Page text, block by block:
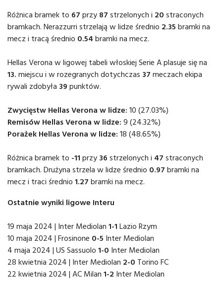
Różnica bramek to 67 przy 87 strzelonych i 20 straconych
bramkach. Nerazzurri strzelają w lidze średnio 2.35 bramki na
mecz i tracą średnio 0.54 bramki na mecz.
Hellas Verona w ligowej tabeli włoskiej Serie A plasuje się na
13. miejscu i w rozegranych dotychczas 37 meczach ekipa
rywali zdobyła 39 punktów.
Zwycięstw Hellas Verona w lidze: 10 (27.03%)
Remisów Hellas Verona w lidze: 9 (24.32%)
Porażek Hellas Verona w lidze: 18 (48.65%)
Różnica bramek to -11 przy 36 strzelonych i 47 straconych
bramkach. Drużyna strzela w lidze średnio 0.97 bramki na
mecz i traci średnio 1.27 bramki na mecz.
Ostatnie wyniki ligowe Interu
19 maja 2024 | Inter Mediolan 1-1 Lazio Rzym
10 maja 2024 | Frosinone 0-5 Inter Mediolan
4 maja 2024 | US Sassuolo 1-0 Inter Mediolan
28 kwietnia 2024 | Inter Mediolan 2-0 Torino FC
22 kwietnia 2024 | AC Milan 1-2 Inter Mediolan